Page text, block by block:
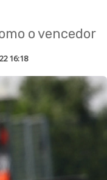
o vencedor
16:18